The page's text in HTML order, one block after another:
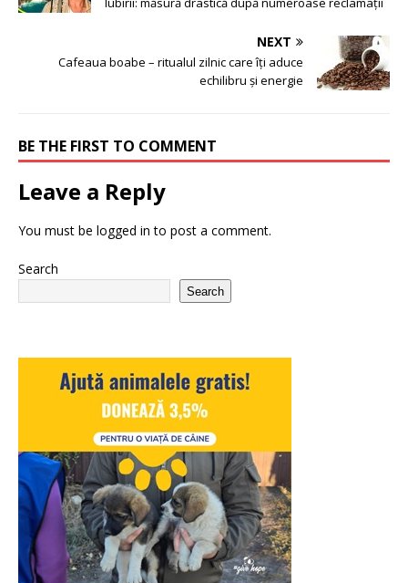
NEXT
Cafeaua boabe – ritualul zilnic care îți aduce
echilibru și energie
BE THE FIRST TO COMMENT
Leave a Reply
You must be logged in to post a comment.
Search
Search